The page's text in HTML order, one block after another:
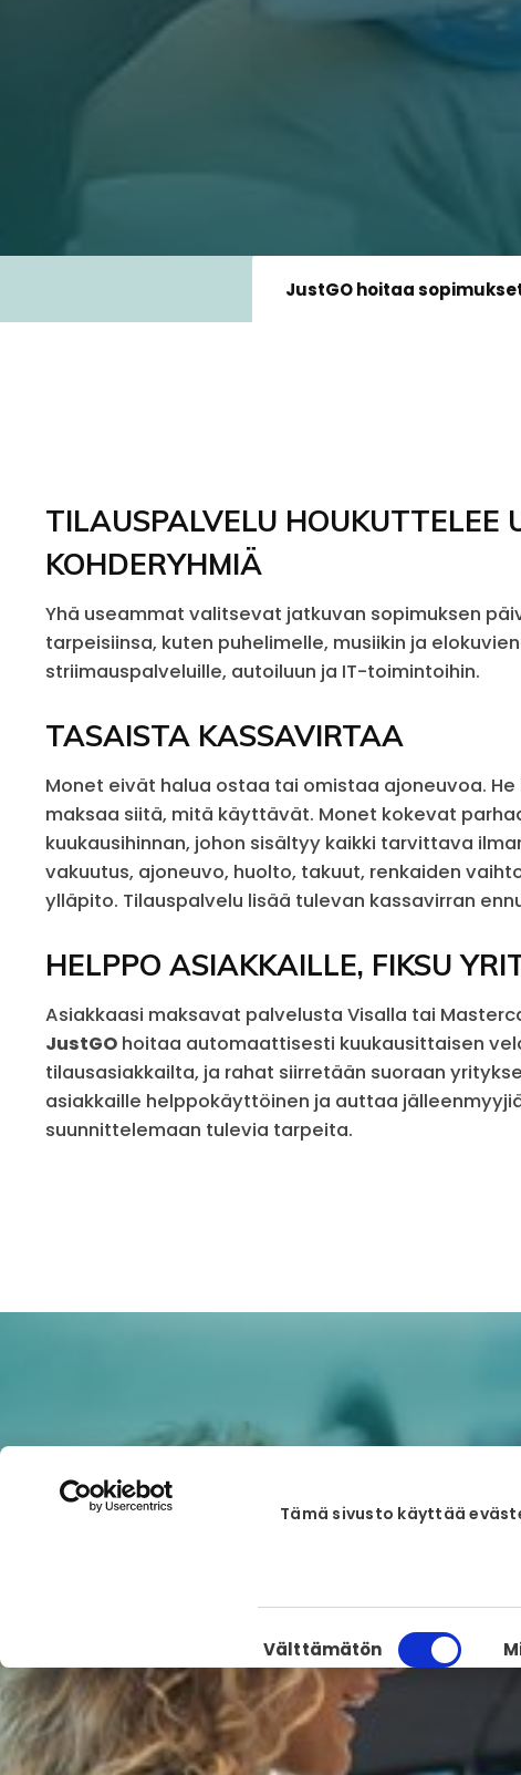
Tämä sivusto käyttää
Suostumuksen
valinta
Välttämätön
JustGO hoitaa
TILAUSPALVELU HOUKUTTELEE
KOHDERYHMIÄ
Yhä useammat valitsevat jatkuvan sopimuksen
tarpeisiinsa, kuten puhelimelle, musiikin ja elokuvien
striimauspalveluille, autoiluun ja IT-toimintoihin.
TASAISTA KASSAVIRTAA
Monet eivät halua ostaa tai omistaa ajoneuvoa.
maksaa siitä, mitä käyttävät. Monet kokevat
kuukausihinnan, johon sisältyy kaikki tarvittava
vakuutus, ajoneuvo, huolto, takuut, renkaiden
ylläpito. Tilauspalvelu lisää tulevan kassavirran
HELPPO ASIAKKAILLE, FIKSU
Asiakkaasi maksavat palvelusta Visalla tai
JustGO hoitaa automaattisesti kuukausittaisen
tilausasiakkailta, ja rahat siirretään suoraan
asiakkaille helppokäyttöinen ja auttaa
suunnittelemaan tulevia tarpeita.